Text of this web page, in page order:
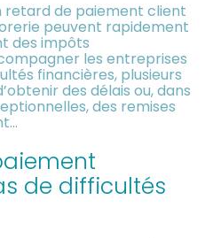
retard de paiement client
peuvent rapidement
des impôts
les entreprises
financières, plusieurs
des délais ou, dans
des remises
de difficultés